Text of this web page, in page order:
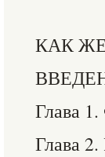
КАК
Глава
Глава